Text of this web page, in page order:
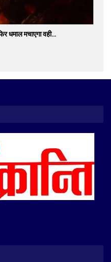
धमाल मचाएगा वही…